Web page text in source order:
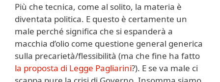
Più che tecnica, come al solito, la materia è
diventata politica. E questo è certamente un
male perché significa che si espanderà a
macchia d’olio come questione general generica
sulla precarietà/flessibilità (ma che fine ha fatto
la proposta di Legge Pagliarini?). E se va male ci